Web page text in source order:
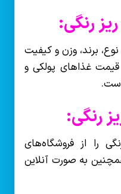
رنگی:
برند، وزن و کیفیت
غذاهای پولکی و
است.
رنگی:
را از فروشگاه‌های
به صورت آنلاین